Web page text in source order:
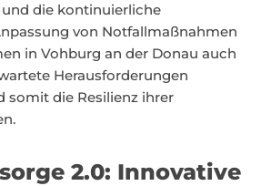
die kontinuierliche
von Notfallmaßnahmen
in Vohburg an der Donau auch
Herausforderungen
somit die Resilienz ihrer
2.0: Innovative